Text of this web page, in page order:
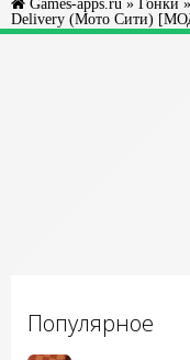
Популярное
Games-apps.ru » Гонки
Delivery (Мото Сити)